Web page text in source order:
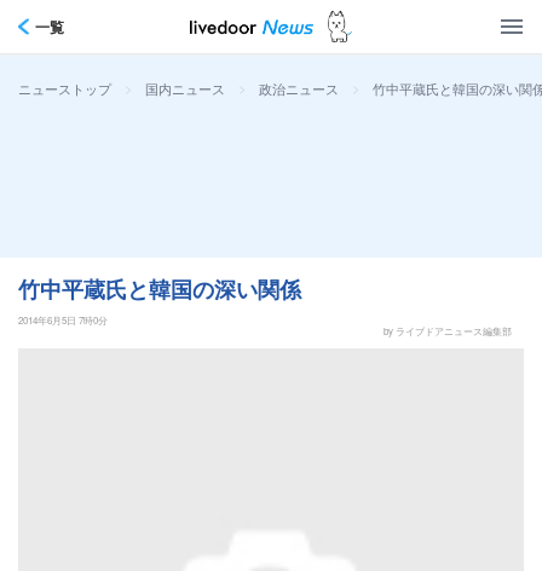
一覧
ニューストップ > 国内ニュース > 政治ニュース > 竹中平蔵氏と韓国の深い関
竹中平蔵氏と韓国の深い関係
2014年6月5日 7時0分
by ライブドアニュース編集部